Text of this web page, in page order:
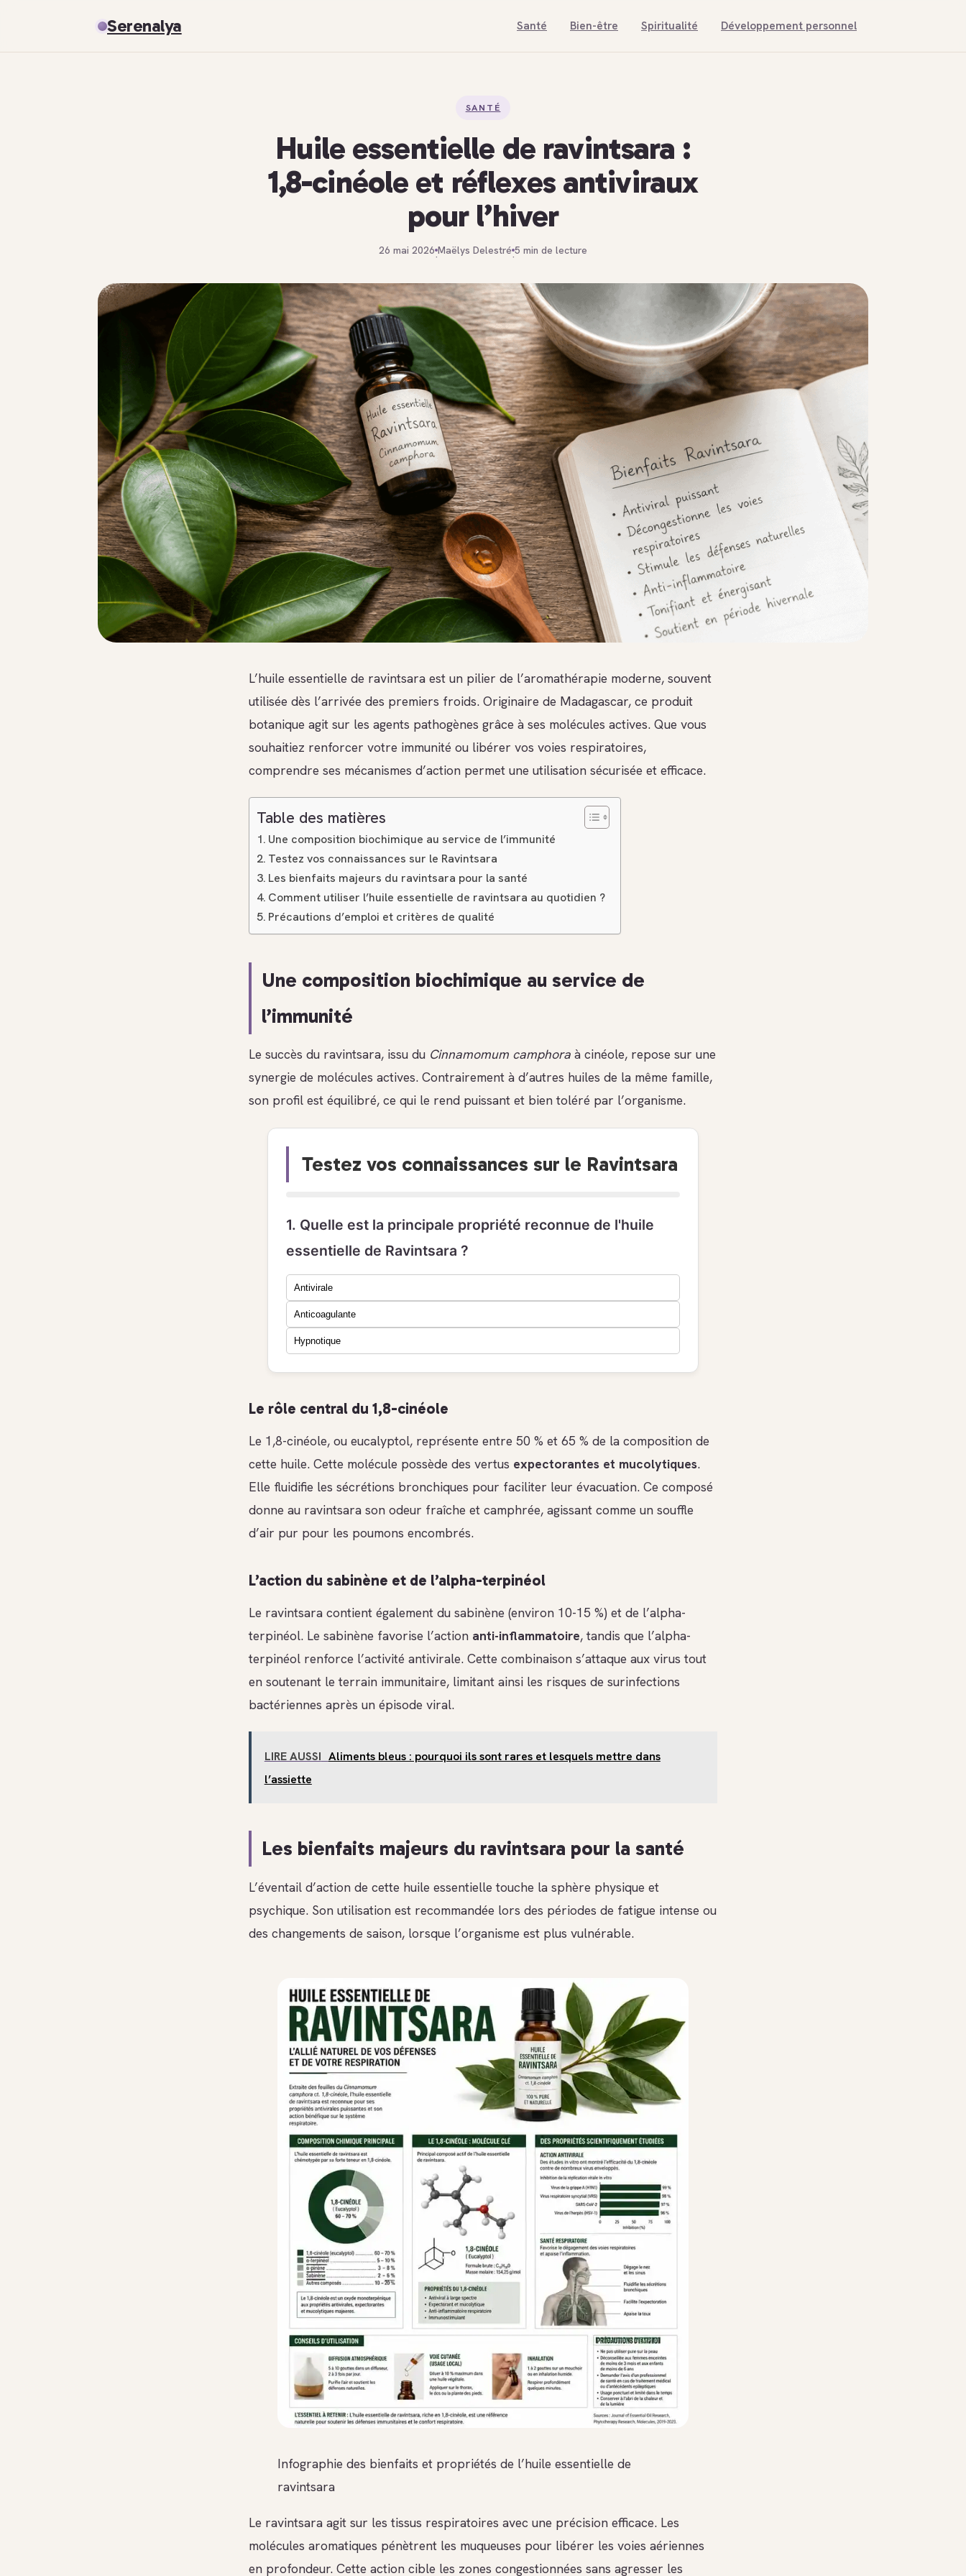
Serenalya Santé Bien-être Spiritualité Développement personnel
SANTÉ
Huile essentielle de ravintsara :
1,8-cinéole et réflexes antiviraux
pour l’hiver
26 mai 2026
·
Maëlys Delestré
·
5 min de lecture
L’huile essentielle de ravintsara est un pilier de l’aromathérapie moderne, souvent
utilisée dès l’arrivée des premiers froids. Originaire de Madagascar, ce produit
botanique agit sur les agents pathogènes grâce à ses molécules actives. Que vous
souhaitiez renforcer votre immunité ou libérer vos voies respiratoires,
comprendre ses mécanismes d’action permet une utilisation sécurisée et efficace.
Table des matières
Une composition biochimique au service de l’immunité
Testez vos connaissances sur le Ravintsara
Les bienfaits majeurs du ravintsara pour la santé
Comment utiliser l’huile essentielle de ravintsara au quotidien ?
Précautions d’emploi et critères de qualité
Une composition biochimique au service de
l’immunité
Le succès du ravintsara, issu du Cinnamomum camphora à cinéole, repose sur une
synergie de molécules actives. Contrairement à d’autres huiles de la même famille,
son profil est équilibré, ce qui le rend puissant et bien toléré par l’organisme.
Testez vos connaissances sur le Ravintsara
1. Quelle est la principale propriété reconnue de l'huile
essentielle de Ravintsara ?
Antivirale
Anticoagulante
Hypnotique
Le rôle central du 1,8-cinéole
Le 1,8-cinéole, ou eucalyptol, représente entre 50 % et 65 % de la composition de
cette huile. Cette molécule possède des vertus expectorantes et mucolytiques.
Elle fluidifie les sécrétions bronchiques pour faciliter leur évacuation. Ce composé
donne au ravintsara son odeur fraîche et camphrée, agissant comme un souffle
d’air pur pour les poumons encombrés.
L’action du sabinène et de l’alpha-terpinéol
Le ravintsara contient également du sabinène (environ 10-15 %) et de l’alpha-
terpinéol. Le sabinène favorise l’action anti-inflammatoire, tandis que l’alpha-
terpinéol renforce l’activité antivirale. Cette combinaison s’attaque aux virus tout
en soutenant le terrain immunitaire, limitant ainsi les risques de surinfections
bactériennes après un épisode viral.
LIRE AUSSI Aliments bleus : pourquoi ils sont rares et lesquels mettre dans
l’assiette
Les bienfaits majeurs du ravintsara pour la santé
L’éventail d’action de cette huile essentielle touche la sphère physique et
psychique. Son utilisation est recommandée lors des périodes de fatigue intense ou
des changements de saison, lorsque l’organisme est plus vulnérable.
Infographie des bienfaits et propriétés de l’huile essentielle de
ravintsara
Le ravintsara agit sur les tissus respiratoires avec une précision efficace. Les
molécules aromatiques pénètrent les muqueuses pour libérer les voies aériennes
en profondeur. Cette action cible les zones congestionnées sans agresser les